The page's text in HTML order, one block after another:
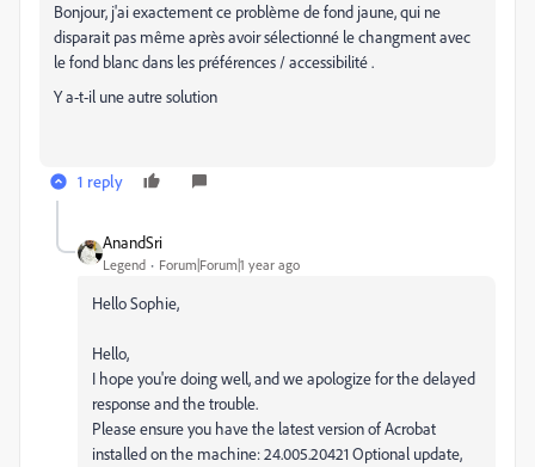
Bonjour, j'ai exactement ce problème de fond jaune, qui ne
disparait pas même après avoir sélectionné le changment avec
le fond blanc dans les préférences / accessibilité .
Y a-t-il une autre solution
1 reply
AnandSri
Legend Forum|Forum|1 year ago
Hello Sophie,
Hello,
I hope you're doing well, and we apologize for the delayed
response and the trouble.
Please ensure you have the latest version of Acrobat
installed on the machine: 24.005.20421 Optional update,